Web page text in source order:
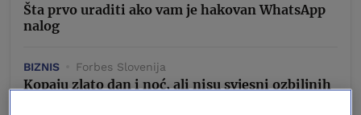
Šta prvo uraditi ako vam je hakovan WhatsApp
nalog
BIZNIS Forbes Slovenija
Kopaju zlato dan i noć, ali nisu svjesni ozbiljnih